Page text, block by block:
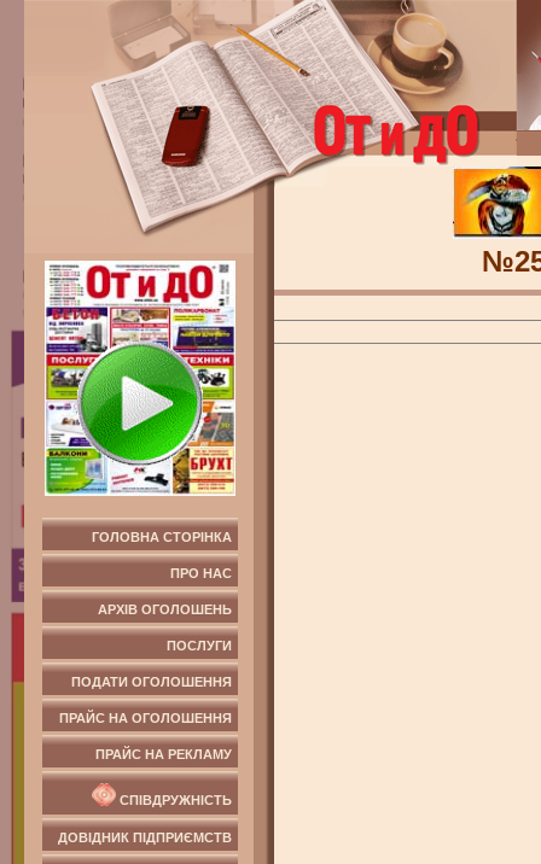
ГОЛОВНА СТОРІНКА
ПРО НАС
АРХІВ ОГОЛОШЕНЬ
ПОСЛУГИ
ПОДАТИ ОГОЛОШЕННЯ
ПРАЙС НА ОГОЛОШЕННЯ
ПРАЙС НА РЕКЛАМУ
СПІВДРУЖНІСТЬ
ДОВІДНИК ПІДПРИЄМСТВ